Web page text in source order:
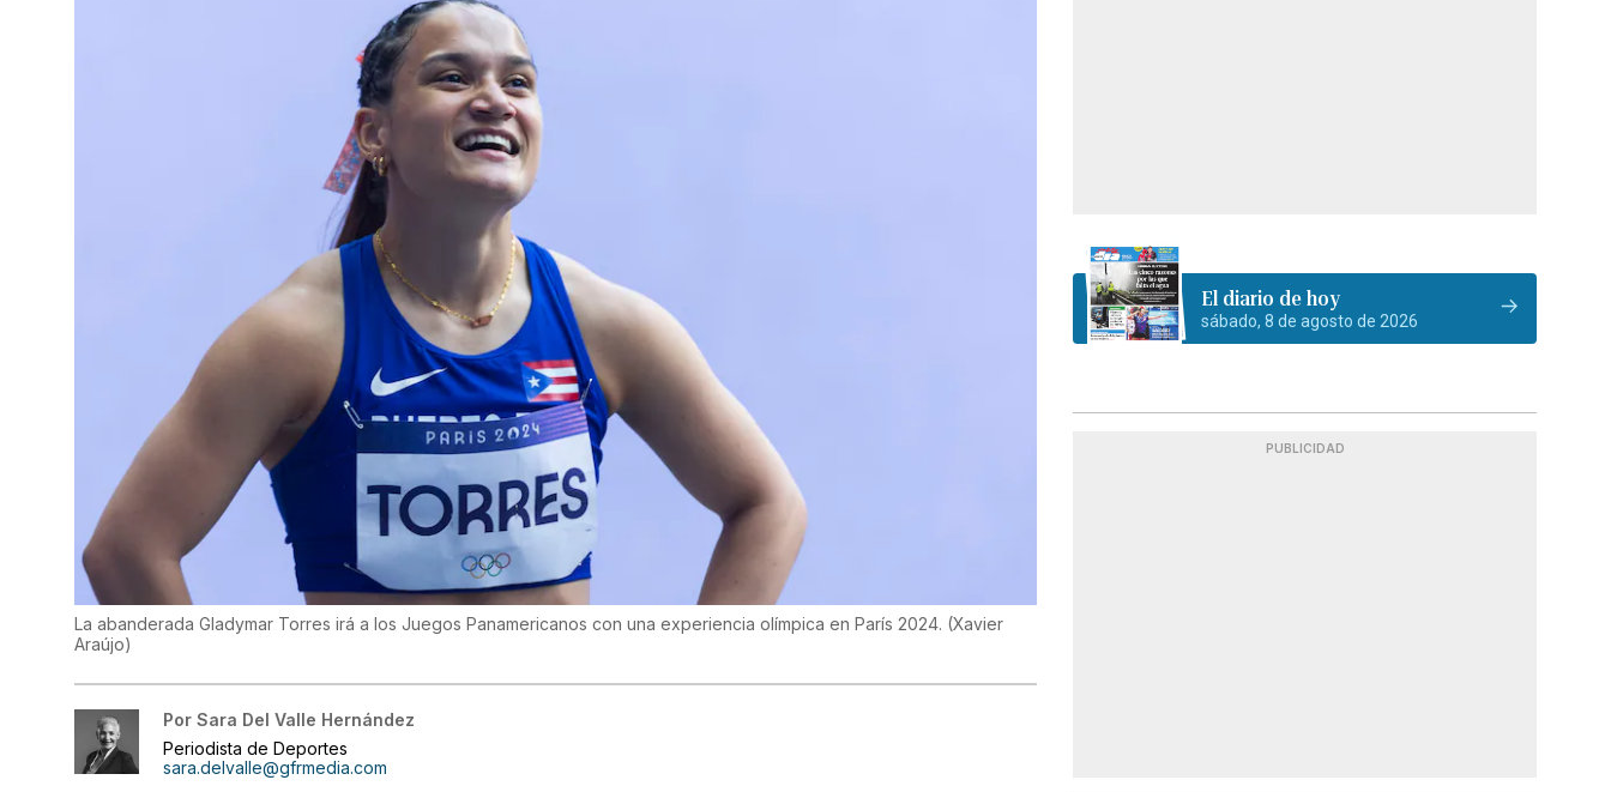
La abanderada Gladymar Torres irá a los Juegos Panamericanos con una experiencia olímpica en París 2024. (Xavier
Araújo)
Por Sara Del Valle Hernández
Periodista de Deportes
sara.delvalle@gfrmedia.com
El diario de hoy
sábado, 8 de agosto de 2026
PUBLICIDAD